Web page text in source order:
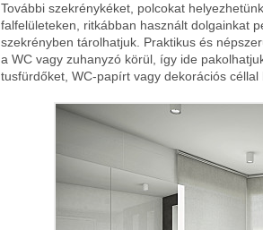
További szekrénykéket, polcokat
falfelületeken, ritkábban használt dolgainkat
szekrényben tárolhatjuk. Praktikus és
a WC vagy zuhanyzó körül, így ide
tusfürdőket, WC-papírt vagy dekorációs